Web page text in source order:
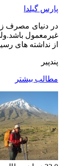
پارس گیلدا
در دنیای مصرف
غیرمعمول
از نداشته های
پندپیر
مطالب بیشتر